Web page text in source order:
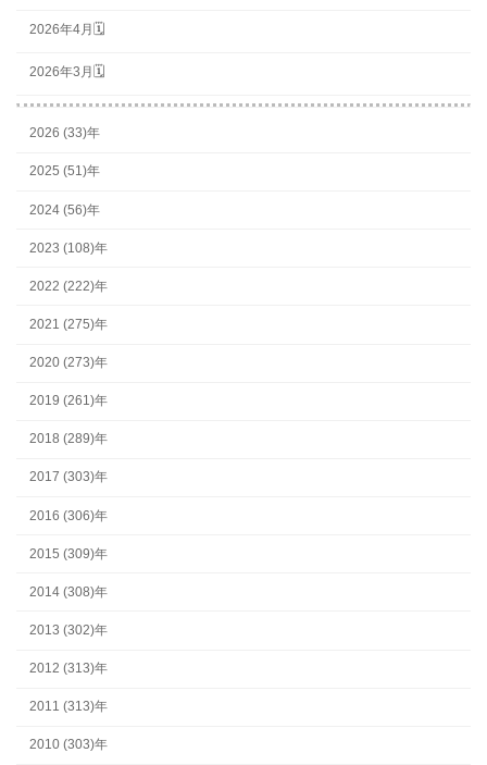
2026年4月🗓
2026年3月🗓
2026 (33)年
2025 (51)年
2024 (56)年
2023 (108)年
2022 (222)年
2021 (275)年
2020 (273)年
2019 (261)年
2018 (289)年
2017 (303)年
2016 (306)年
2015 (309)年
2014 (308)年
2013 (302)年
2012 (313)年
2011 (313)年
2010 (303)年